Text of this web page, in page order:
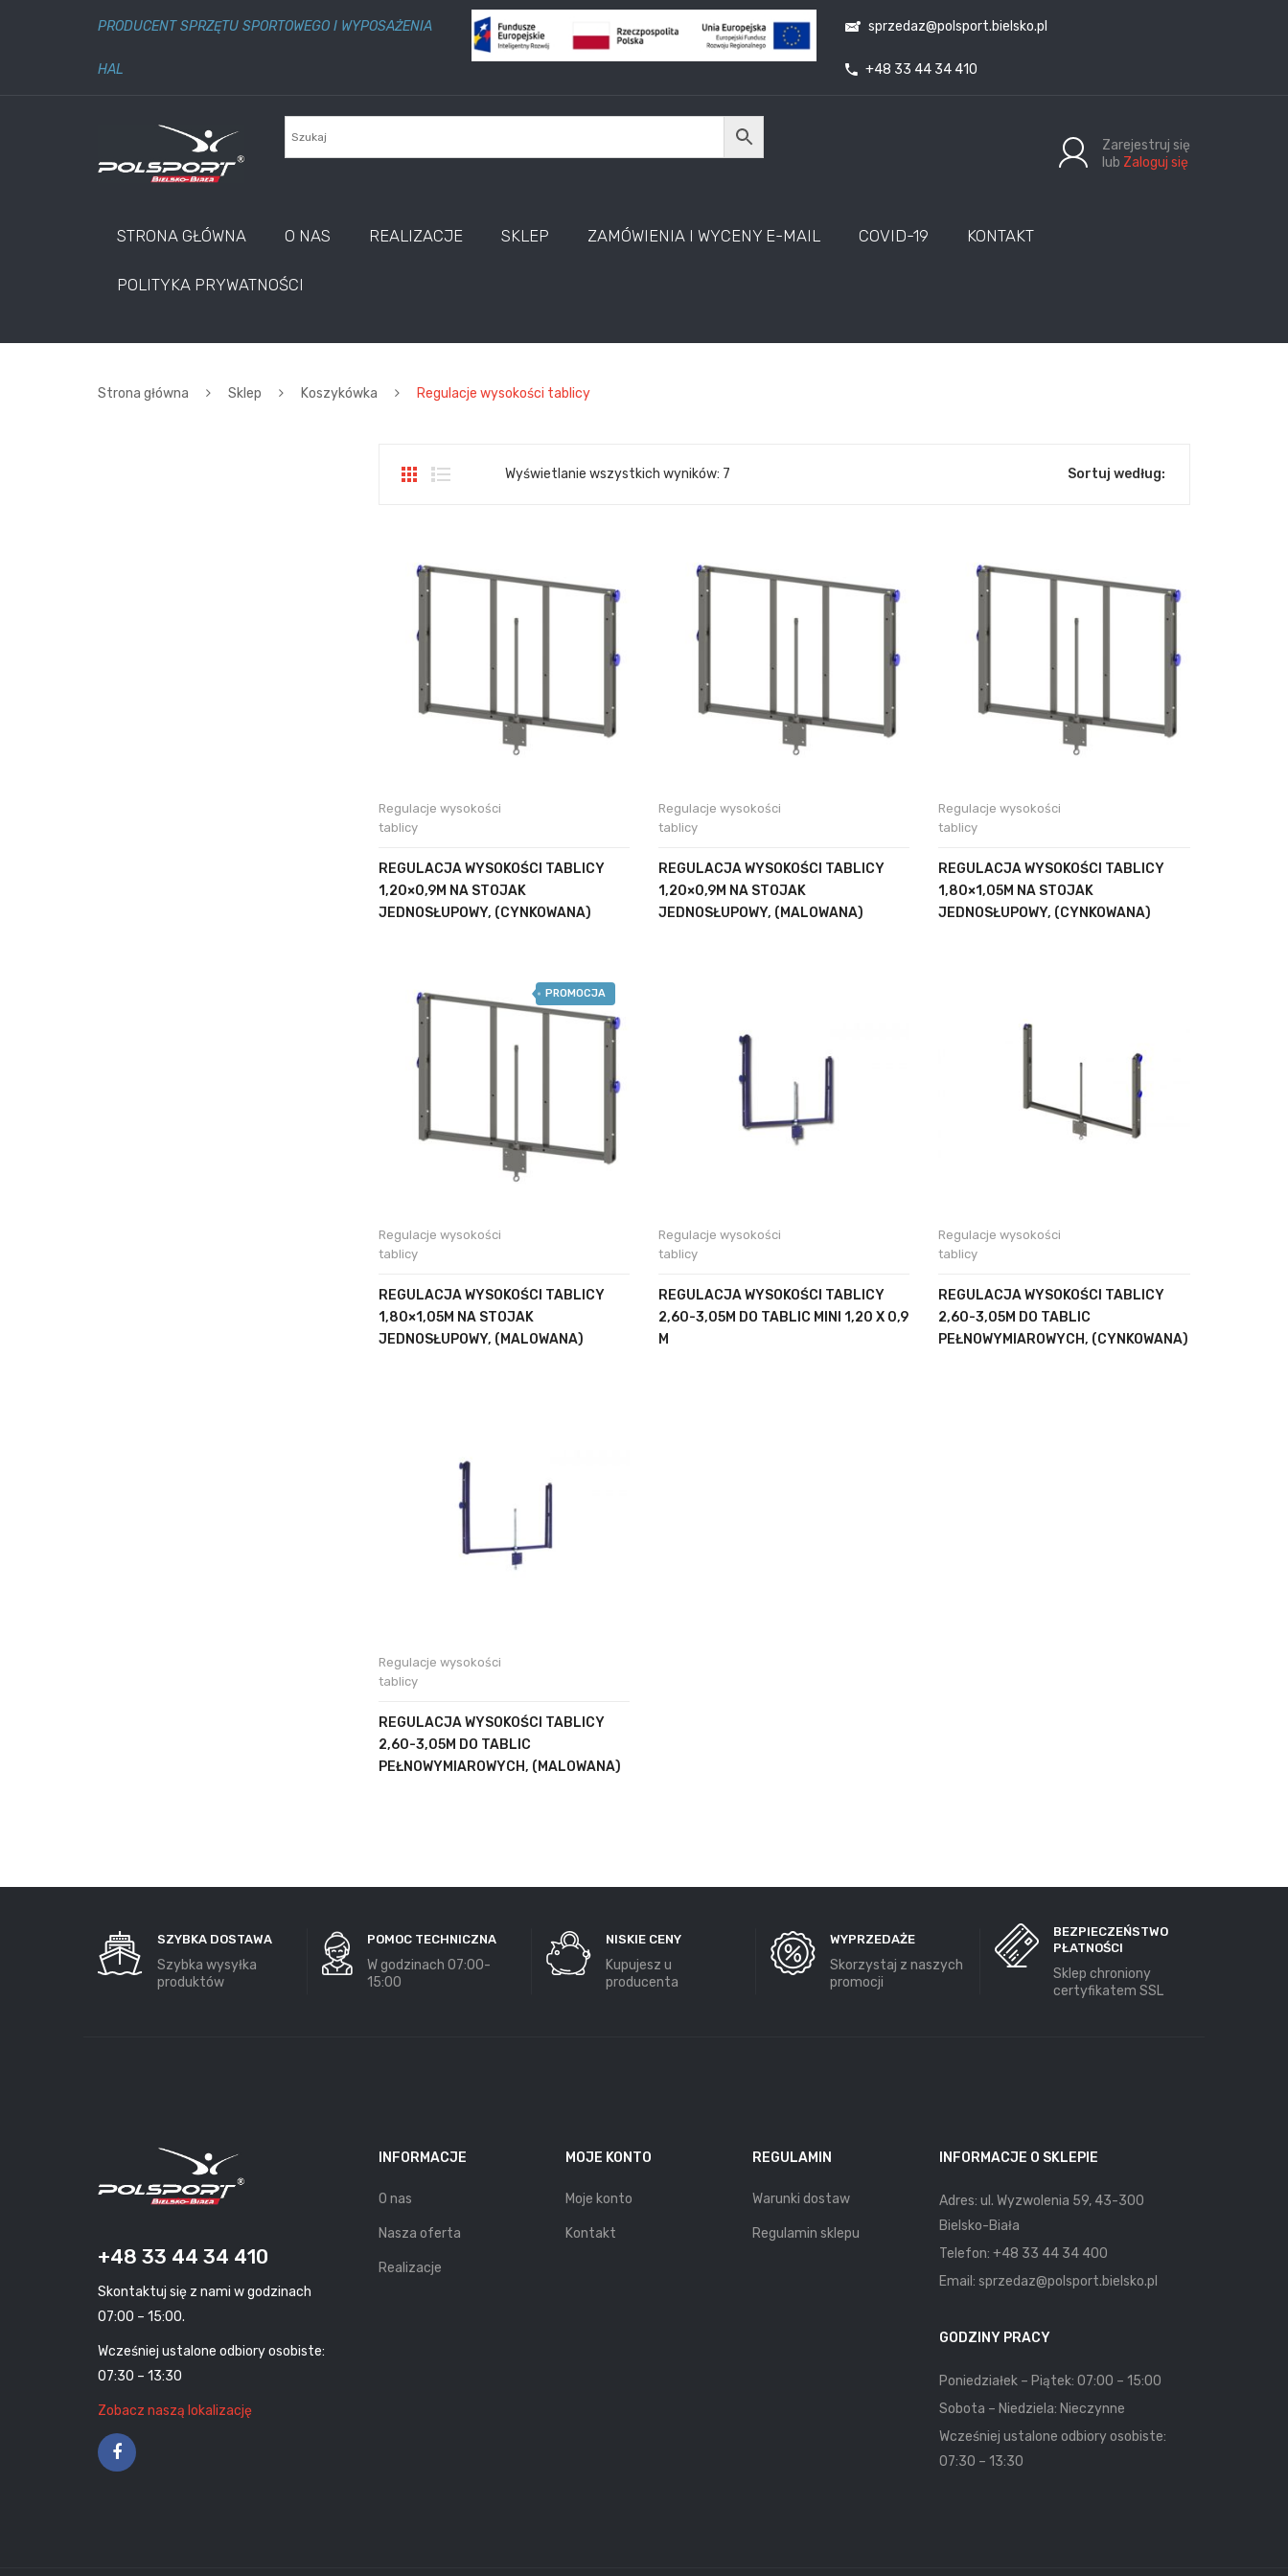
PRODUCENT SPRZĘTU SPORTOWEGO I WYPOSAŻENIA
HAL
sprzedaz@polsport.bielsko.pl
+48 33 44 34 410
Zarejestruj się
lub Zaloguj się
STRONA GŁÓWNA O NAS REALIZACJE SKLEP ZAMÓWIENIA I WYCENY E-MAIL COVID-19 KONTAKT
POLITYKA PRYWATNOŚCI
Strona główna Sklep Koszykówka Regulacje wysokości tablicy
Wyświetlanie wszystkich wyników: 7 Sortuj według:
Regulacje wysokości
tablicy
REGULACJA WYSOKOŚCI TABLICY
1,20×0,9M NA STOJAK
JEDNOSŁUPOWY, (CYNKOWANA)
Regulacje wysokości
tablicy
REGULACJA WYSOKOŚCI TABLICY
1,20×0,9M NA STOJAK
JEDNOSŁUPOWY, (MALOWANA)
Regulacje wysokości
tablicy
REGULACJA WYSOKOŚCI TABLICY
1,80×1,05M NA STOJAK
JEDNOSŁUPOWY, (CYNKOWANA)
PROMOCJA
Regulacje wysokości
tablicy
REGULACJA WYSOKOŚCI TABLICY
1,80×1,05M NA STOJAK
JEDNOSŁUPOWY, (MALOWANA)
Regulacje wysokości
tablicy
REGULACJA WYSOKOŚCI TABLICY
2,60-3,05M DO TABLIC MINI 1,20 X 0,9
M
Regulacje wysokości
tablicy
REGULACJA WYSOKOŚCI TABLICY
2,60-3,05M DO TABLIC
PEŁNOWYMIAROWYCH, (CYNKOWANA)
Regulacje wysokości
tablicy
REGULACJA WYSOKOŚCI TABLICY
2,60-3,05M DO TABLIC
PEŁNOWYMIAROWYCH, (MALOWANA)
SZYBKA DOSTAWA
Szybka wysyłka
produktów
POMOC TECHNICZNA
W godzinach 07:00-
15:00
NISKIE CENY
Kupujesz u
producenta
WYPRZEDAŻE
Skorzystaj z naszych
promocji
BEZPIECZEŃSTWO
PŁATNOŚCI
Sklep chroniony
certyfikatem SSL
+48 33 44 34 410
Skontaktuj się z nami w godzinach
07:00 – 15:00.
Wcześniej ustalone odbiory osobiste:
07:30 – 13:30
Zobacz naszą lokalizację
INFORMACJE
O nas
Nasza oferta
Realizacje
MOJE KONTO
Moje konto
Kontakt
REGULAMIN
Warunki dostaw
Regulamin sklepu
INFORMACJE O SKLEPIE
Adres: ul. Wyzwolenia 59, 43-300
Bielsko-Biała
Telefon: +48 33 44 34 400
Email: sprzedaz@polsport.bielsko.pl
GODZINY PRACY
Poniedziałek – Piątek: 07:00 – 15:00
Sobota – Niedziela: Nieczynne
Wcześniej ustalone odbiory osobiste:
07:30 – 13:30